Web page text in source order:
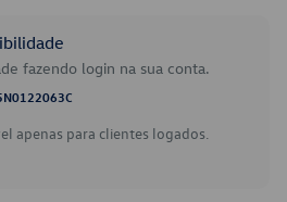
fazendo login na sua conta.
apenas para clientes logados.